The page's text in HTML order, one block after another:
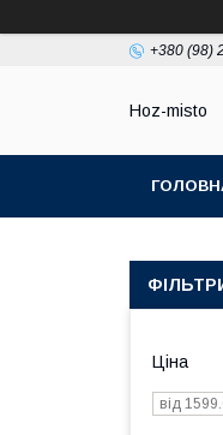
+380 (98)
Hoz-misto
Ціна